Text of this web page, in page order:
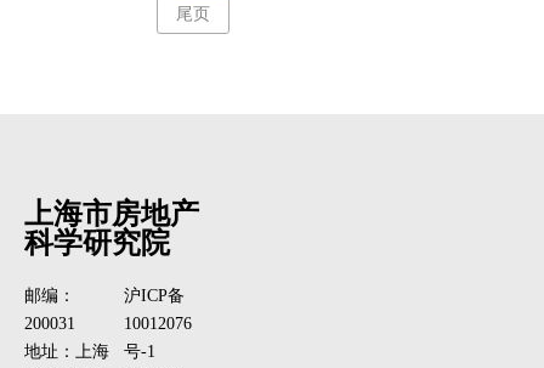
尾页
上海市房地产
科学研究院
邮编：
200031
地址：上海
沪ICP备
10012076
号-1